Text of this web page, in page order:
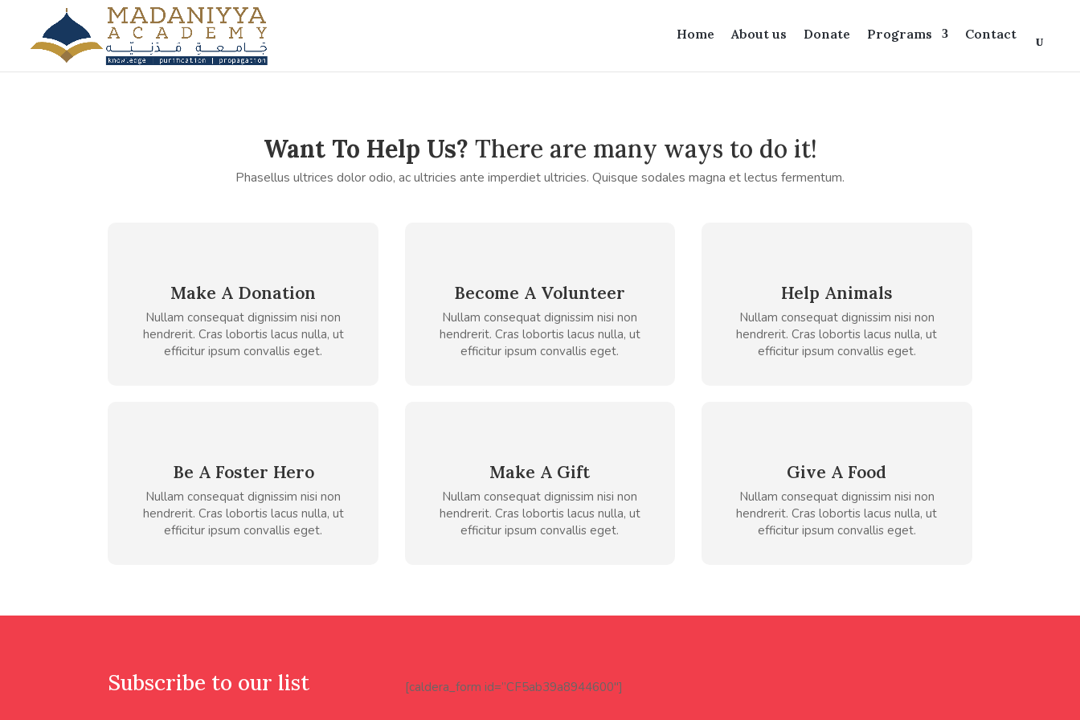
Home About us Donate Programs Contact
Want To Help Us? There are many ways to do it!
Phasellus ultrices dolor odio, ac ultricies ante imperdiet ultricies. Quisque sodales magna et lectus fermentum.
Make A Donation
Nullam consequat dignissim nisi non
hendrerit. Cras lobortis lacus nulla, ut
efficitur ipsum convallis eget.
Become A Volunteer
Nullam consequat dignissim nisi non
hendrerit. Cras lobortis lacus nulla, ut
efficitur ipsum convallis eget.
Help Animals
Nullam consequat dignissim nisi non
hendrerit. Cras lobortis lacus nulla, ut
efficitur ipsum convallis eget.
Be A Foster Hero
Nullam consequat dignissim nisi non
hendrerit. Cras lobortis lacus nulla, ut
efficitur ipsum convallis eget.
Make A Gift
Nullam consequat dignissim nisi non
hendrerit. Cras lobortis lacus nulla, ut
efficitur ipsum convallis eget.
Give A Food
Nullam consequat dignissim nisi non
hendrerit. Cras lobortis lacus nulla, ut
efficitur ipsum convallis eget.
Subscribe to our list [caldera_form id=”CF5ab39a8944600″]